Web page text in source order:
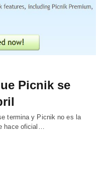
Picnik se
termina y Picnik no es la
hace oficial…